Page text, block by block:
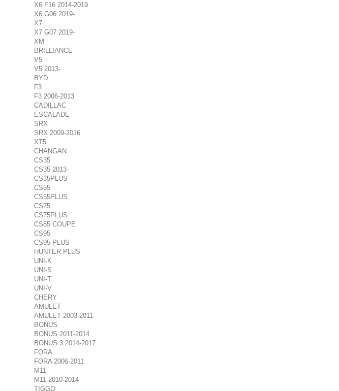
X6 F16 2014-2019
X6 G06 2019-
X7
X7 G07 2019-
XM
BRILLIANCE
V5
V5 2013-
BYD
F3
F3 2006-2013
CADILLAC
ESCALADE
SRX
SRX 2009-2016
XT5
CHANGAN
CS35
CS35 2013-
CS35PLUS
CS55
CS55PLUS
CS75
CS75PLUS
CS85 COUPE
CS95
CS95 PLUS
HUNTER PLUS
UNI-K
UNI-S
UNI-T
UNI-V
CHERY
AMULET
AMULET 2003-2011
BONUS
BONUS 2011-2014
BONUS 3 2014-2017
FORA
FORA 2006-2011
M11
M11 2010-2014
TIGGO